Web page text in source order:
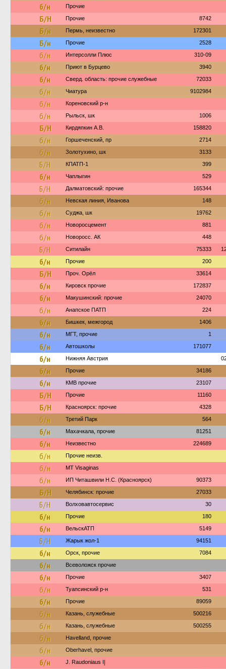
б/н Прочие
Б/Н Прочие 8742
Б/н Пермь, неизвестно 172301
Б/н Прочие 2528
б/н Интерсолли Плюс 310-09
б/н Приют в Бурцево 3940
б/н Сверд. область: прочие служебные 72033
б/н Чиатура 9102984
б/н Кореновский р-н
б/н Рыльск, шк 1006
Б/Н Кирдяпкин А.В. 158820
б/н Горшеченский, пр 2714
б/н Золотухино, шк 3133
Б/Н КПАТП-1 399
б/н Чаплыгин 529
Б/Н Далматовский: прочие 165344
б/н Невская линия, Иванова 148
б/н Суджа, шк 19762
б/н Новоросцемент 881
б/н Новоросс. АК 448
Б/Н Ситилайн 75333
б/н Прочие 200
Б/Н Проч. Орёл 33614
б/н Кировск прочие 172837
б/н Макушинский: прочие 24070
б/н Анапское ПАТП 224
б/н Бишкек, межгород 1406
б/н МГТ, прочие 1
б/н Автошколы 171077
б/н Нижняя Австрия
б/н Прочие 34186
б/н КМВ прочие 23107
Б/Н Прочие 11160
Б/Н Красноярск: прочие 4328
б/н Третий Парк 564
б/н Махачкала, прочие 81251
б/н Неизвестно 224689
б/н Прочие неизв.
б/н MT Visaginas
б/н ИП Читашвили Н.С. (Красноярск) 90373
Б/Н Челябинск: прочие 27033
Б/Н Волховавтосервис 30
б/н Прочие 180
б/н ВельскАТП 5149
Б/Н Жарык жол-1 94151
б/н Орск, прочие 7084
б/н Всеволожск прочие
б/н Прочие 3407
б/н Туапсинский р-н 531
б/н Прочие 89059
б/н Казань, служебные 500216
б/н Казань, служебные 500255
б/н Havelland, прочие
б/н Oberhavel, прочие
б/н J. Raudoniaus IĮ